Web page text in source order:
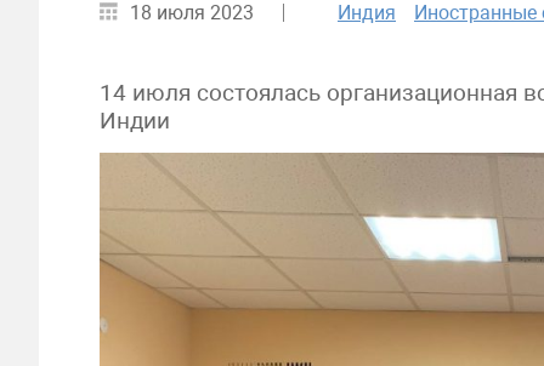
18 июля 2023 Индия Иностранные
14 июля состоялась организационная
Индии